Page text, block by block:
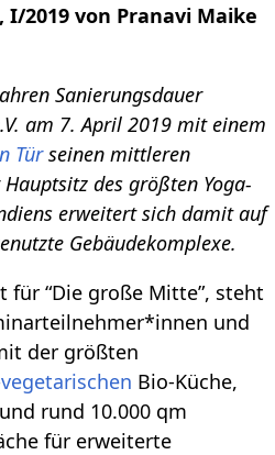
I/2019 von Pranavi Maike
Sanierungsdauer
am 7. April 2019 mit einem
Türseinen mittleren
des größten Yoga-
erweitert sich damit auf
Gebäudekomplexe.
für “Die große Mitte”, steht
und
der größten
vegetarischen Bio-Küche,
rund 10.000 qm
für erweiterte